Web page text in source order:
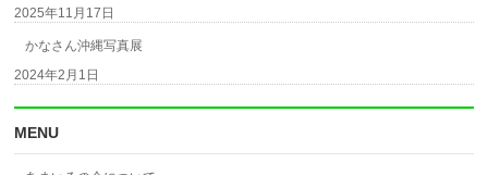
2025年11月17日
かなさん沖縄写真展
2024年2月1日
MENU